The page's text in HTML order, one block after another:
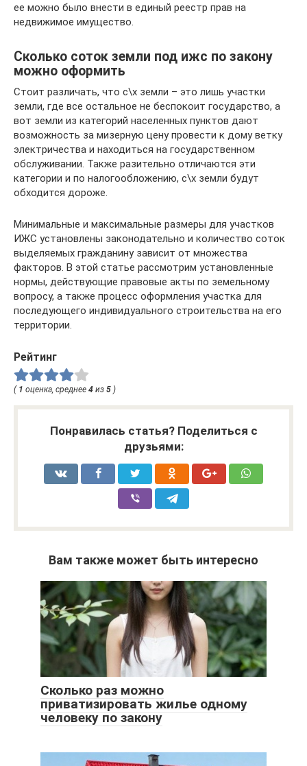
ее можно было внести в единый реестр прав на
недвижимое имущество.
Сколько соток земли под ижс по закону
можно оформить
Стоит различать, что с\х земли – это лишь участки
земли, где все остальное не беспокоит государство, а
вот земли из категорий населенных пунктов дают
возможность за мизерную цену провести к дому ветку
электричества и находиться на государственном
обслуживании. Также разительно отличаются эти
категории и по налогообложению, с\х земли будут
обходится дороже.
Минимальные и максимальные размеры для участков
ИЖС установлены законодательно и количество соток
выделяемых гражданину зависит от множества
факторов. В этой статье рассмотрим установленные
нормы, действующие правовые акты по земельному
вопросу, а также процесс оформления участка для
последующего индивидуального строительства на его
территории.
Рейтинг
( 1 оценка, среднее 4 из 5 )
Понравилась статья? Поделиться с
друзьями:
Вам также может быть интересно
Сколько раз можно
приватизировать жилье одному
человеку по закону